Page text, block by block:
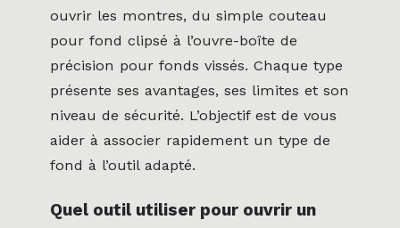
ouvrir les montres, du simple couteau
pour fond clipsé à l’ouvre-boîte de
précision pour fonds vissés. Chaque type
présente ses avantages, ses limites et son
niveau de sécurité. L’objectif est de vous
aider à associer rapidement un type de
fond à l’outil adapté.
Quel outil utiliser pour ouvrir un